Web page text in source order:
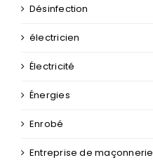
Désinfection
électricien
Électricité
Énergies
Enrobé
Entreprise de maçonnerie